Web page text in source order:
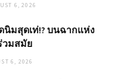
6, 2026
นิมสุดเท่!? บนฉากแห่ง
วมสมัย
6, 2026